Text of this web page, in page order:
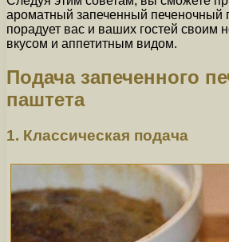
ароматный запеченный печеночный
порадует вас и ваших гостей своим
вкусом и аппетитным видом.
Подача запеченного
паштета
1. Классическая подача